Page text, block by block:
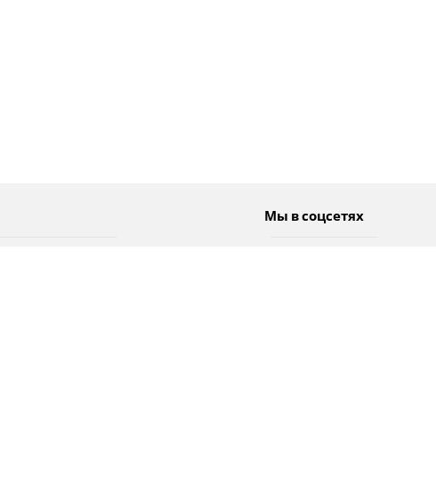
Мы в соцсетях